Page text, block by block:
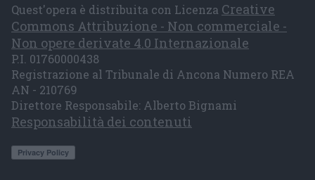
Quest'opera è distribuita con Licenza Creative
Commons Attribuzione - Non commerciale -
Non opere derivate 4.0 Internazionale
P.I. 01760000438
Registrazione al Tribunale di Ancona Numero REA
AN - 210769
Direttore Responsabile: Alberto Bignami
Responsabilità dei contenuti